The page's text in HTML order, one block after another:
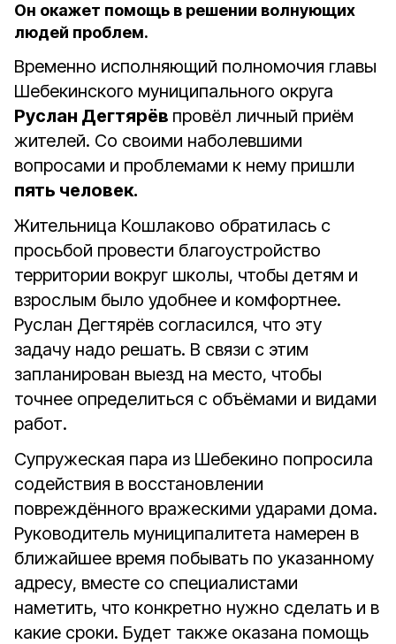
Он окажет помощь в решении волнующих
людей проблем.
Временно исполняющий полномочия главы
Шебекинского муниципального округа
Руслан Дегтярёв провёл личный приём
жителей. Со своими наболевшими
вопросами и проблемами к нему пришли
пять человек.
Жительница Кошлаково обратилась с
просьбой провести благоустройство
территории вокруг школы, чтобы детям и
взрослым было удобнее и комфортнее.
Руслан Дегтярёв согласился, что эту
задачу надо решать. В связи с этим
запланирован выезд на место, чтобы
точнее определиться с объёмами и видами
работ.
Супружеская пара из Шебекино попросила
содействия в восстановлении
повреждённого вражескими ударами дома.
Руководитель муниципалитета намерен в
ближайшее время побывать по указанному
адресу, вместе со специалистами
наметить, что конкретно нужно сделать и в
какие сроки. Будет также оказана помощь